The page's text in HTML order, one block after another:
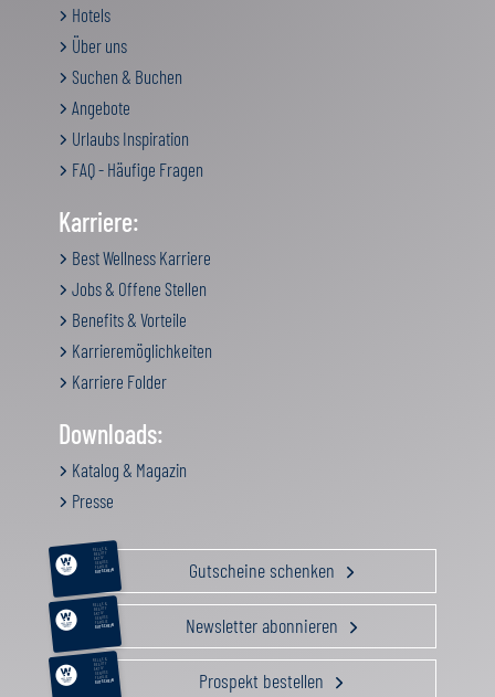
Hotels
Über uns
Suchen & Buchen
Angebote
Urlaubs Inspiration
FAQ - Häufige Fragen
Karriere:
Best Wellness Karriere
Jobs & Offene Stellen
Benefits & Vorteile
Karrieremöglichkeiten
Karriere Folder
Downloads:
Katalog & Magazin
Presse
RELAX &
BEAUTY
AKTIV
GENUSS
FAMILIE
GUTSCHEIN Gutscheine schenken
RELAX &
BEAUTY
AKTIV
GENUSS
FAMILIE
GUTSCHEIN Newsletter abonnieren
RELAX &
BEAUTY
AKTIV
GENUSS
FAMILIE
GUTSCHEIN Prospekt bestellen